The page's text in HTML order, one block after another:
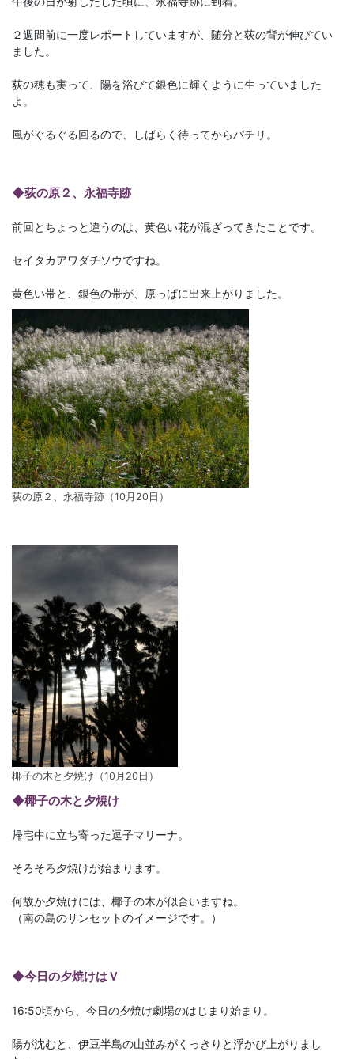
２週間前に一度レポートしていますが、随分と荻の背が伸びてい
ました。
荻の穂も実って、陽を浴びて銀色に輝くように生っていました
よ。
風がぐるぐる回るので、しばらく待ってからパチリ。
◆荻の原２、永福寺跡
前回とちょっと違うのは、黄色い花が混ざってきたことです。
セイタカアワダチソウですね。
黄色い帯と、銀色の帯が、原っぱに出来上がりました。
荻の原２、永福寺跡（10月20日）
椰子の木と夕焼け（10月20日）
◆椰子の木と夕焼け
帰宅中に立ち寄った逗子マリーナ。
そろそろ夕焼けが始まります。
何故か夕焼けには、椰子の木が似合いますね。
（南の島のサンセットのイメージです。）
◆今日の夕焼けはＶ
16:50頃から、今日の夕焼け劇場のはじまり始まり。
陽が沈むと、伊豆半島の山並みがくっきりと浮かび上がりまし